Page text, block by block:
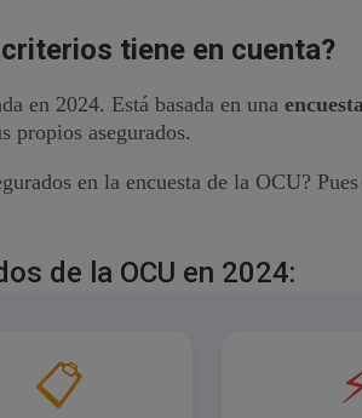
tiene en cuenta?
en 2024. Está basada en una
propios asegurados.
en la encuesta de la OCU?
de la OCU en 2024:
📋